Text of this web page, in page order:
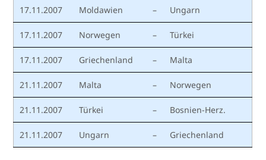
17.11.2007 Moldawien – Ungarn
17.11.2007 Norwegen – Türkei
17.11.2007 Griechenland – Malta
21.11.2007 Malta – Norwegen
21.11.2007 Türkei – Bosnien-Herz.
21.11.2007 Ungarn – Griechenland